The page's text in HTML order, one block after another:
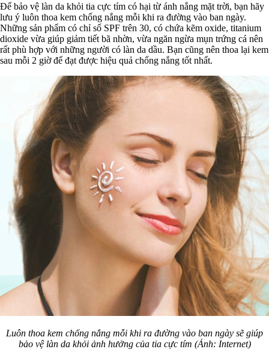
Để bảo vệ làn da khỏi tia cực tím có hại từ ánh nắng mặt trời, bạn hãy
lưu ý luôn thoa kem chống nắng mỗi khi ra đường vào ban ngày.
Những sản phẩm có chỉ số SPF trên 30, có chứa kẽm oxide, titanium
dioxide vừa giúp giảm tiết bã nhờn, vừa ngăn ngừa mụn trứng cá nên
rất phù hợp với những người có làn da dầu. Bạn cũng nên thoa lại kem
sau mỗi 2 giờ để đạt được hiệu quả chống nắng tốt nhất.
Luôn thoa kem chống nắng mỗi khi ra đường vào ban ngày sẽ giúp
bảo vệ làn da khỏi ảnh hưởng của tia cực tím (Ảnh: Internet)